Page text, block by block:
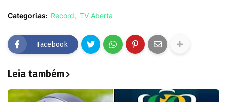
Categorias: Record TV Aberta
Facebook
Leia também